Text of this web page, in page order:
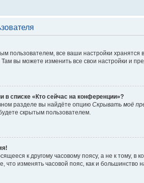
пользователем, все ваши настройки
. Там вы можете изменить все свои настройки и
в списке «Кто сейчас на конференции»?
разделе вы найдёте опцию Скрывать моё
скрытым пользователем.
к другому часовому поясу, а не к тому, в
что изменять часовой пояс, как и